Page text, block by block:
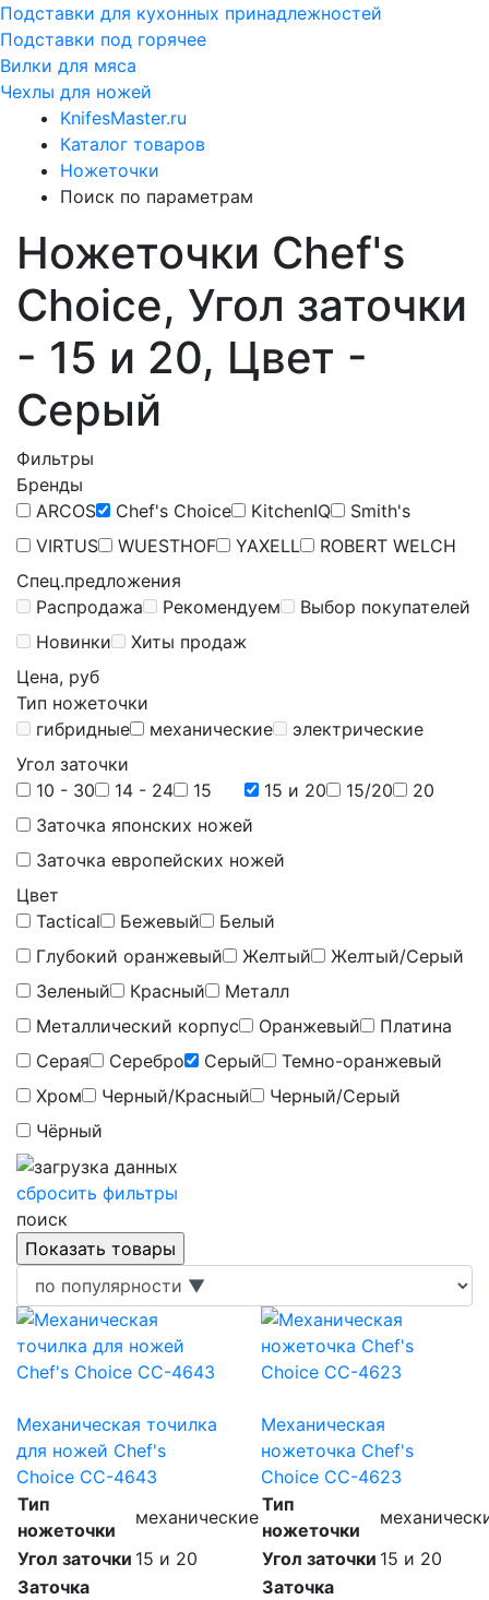
Подставки для кухонных принадлежностей
Подставки под горячее
Вилки для мяса
Чехлы для ножей
KnifesMaster.ru
Каталог товаров
Ножеточки
Поиск по параметрам
Ножеточки Chef's
Choice, Угол заточки
- 15 и 20, Цвет -
Серый
Фильтры
Бренды
ARCOS
Chef's Choice KitchenIQ
Smith's
VIRTUS
WUESTHOF YAXELL
ROBERT WELCH
Спец.предложения
Распродажа
Рекомендуем
Выбор покупателей
Новинки
Хиты продаж
Цена, руб
Тип ножеточки
гибридные
механические
электрические
Угол заточки
10 - 30
14 - 24 15 15 и 20 15/20
20
Заточка японских ножей
Заточка европейских ножей
Цвет
Tactical
Бежевый
Белый
Глубокий оранжевый
Желтый
Желтый/Серый
Зеленый
Красный
Металл
Металлический корпус
Оранжевый
Платина
Серая
Серебро Серый
Темно-оранжевый
Хром
Черный/Красный
Черный/Серый
Чёрный
сбросить фильтры
поиск
Механическая точилка
для ножей Chef's
Choice CC-4643
Тип
ножеточки
механические
Угол заточки 15 и 20
Заточка
Механическая
ножеточка Chef's
Choice CC-4623
Тип
ножеточки
Угол заточки 15 и 20
Заточка